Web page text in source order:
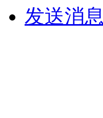
发送消息